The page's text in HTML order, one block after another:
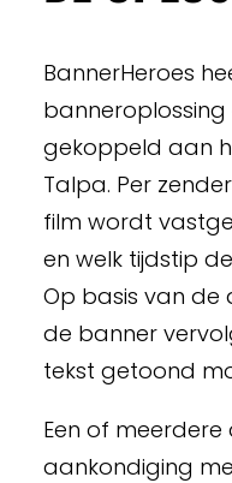
BannerHeroes
banneroplossing
gekoppeld aan
Talpa. Per
film wordt
en welk tijdstip
Op basis van
de banner
tekst getoond
Een of
aankondiging